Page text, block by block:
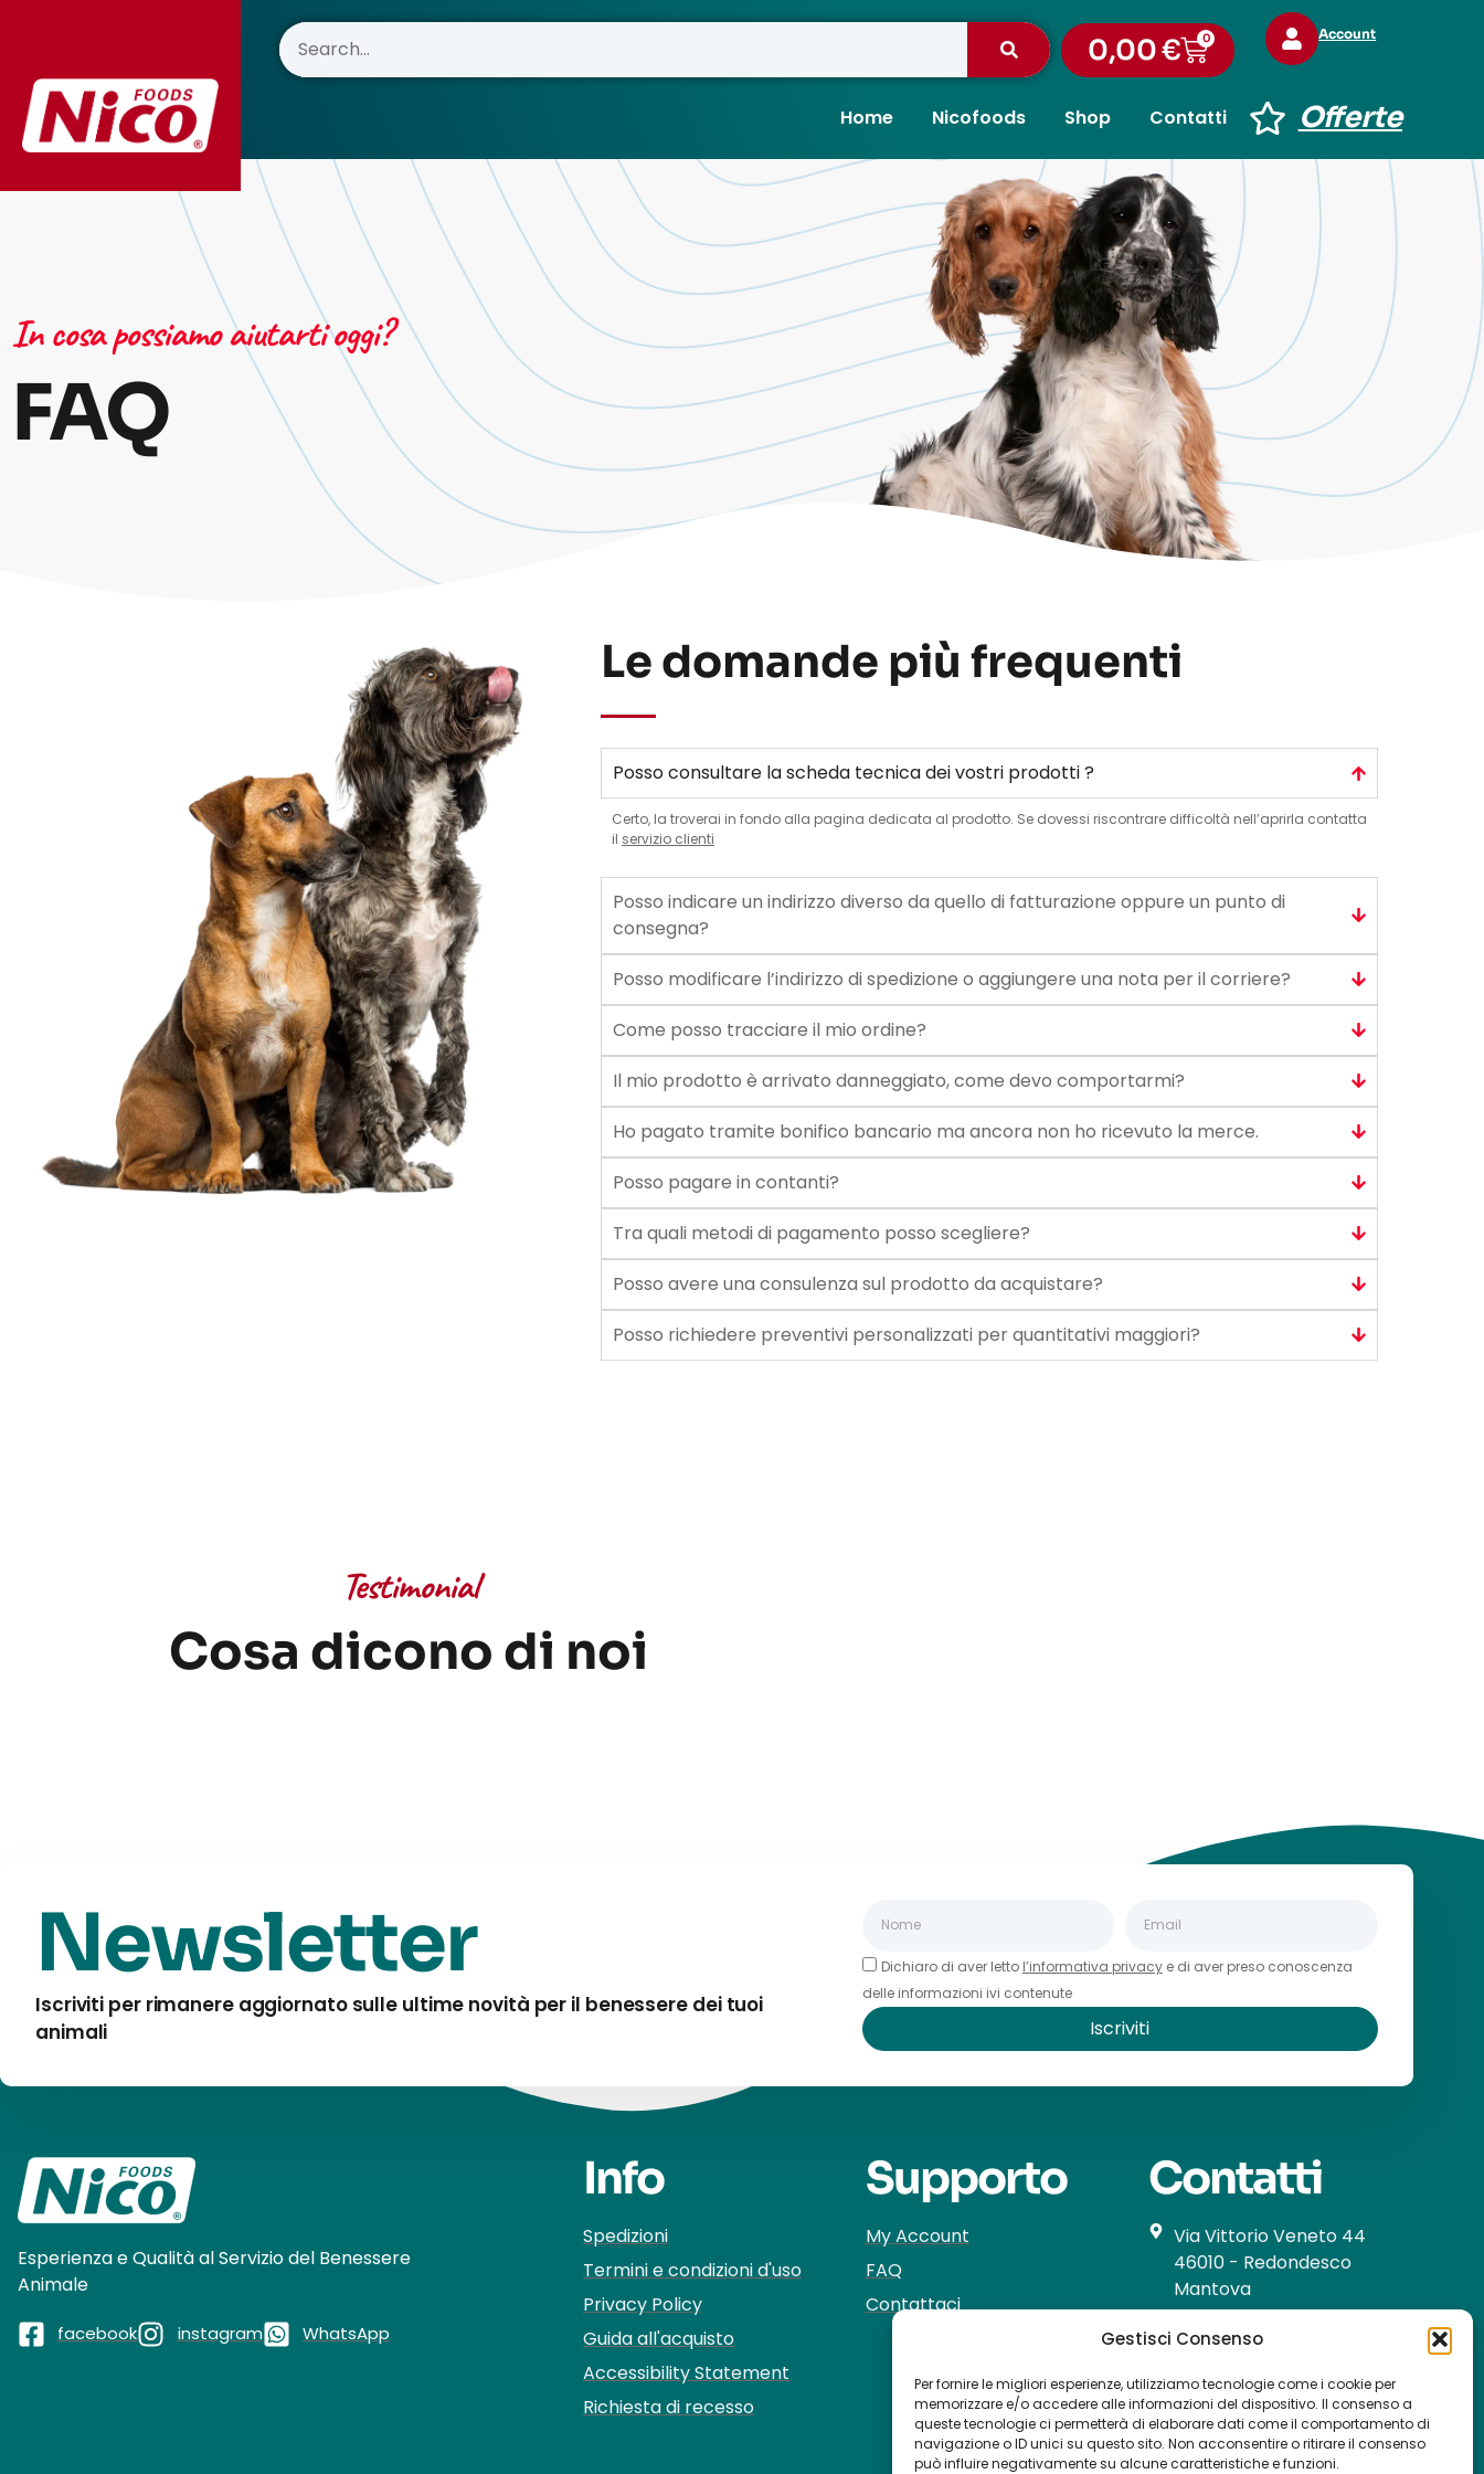
Gestisci Consenso
Per fornire le migliori esperienze, utilizziamo tecnologie come i cookie per
memorizzare e/o accedere alle informazioni del dispositivo. Il consenso a
queste tecnologie ci permetterà di elaborare dati come il comportamento di
navigazione o ID unici su questo sito. Non acconsentire o ritirare il consenso
può influire negativamente su alcune caratteristiche e funzioni.
0,00€ 0 Account
Home Nicofoods Shop Contatti Offerte
In cosa possiamo aiutarti oggi?
FAQ
Le domande più frequenti
Posso consultare la scheda tecnica dei vostri prodotti ?
Certo, la troverai in fondo alla pagina dedicata al prodotto. Se dovessi riscontrare difficoltà nell’aprirla contatta
il servizio clienti
Posso indicare un indirizzo diverso da quello di fatturazione oppure un punto di
consegna?
Posso modificare l’indirizzo di spedizione o aggiungere una nota per il corriere?
Come posso tracciare il mio ordine?
Il mio prodotto è arrivato danneggiato, come devo comportarmi?
Ho pagato tramite bonifico bancario ma ancora non ho ricevuto la merce.
Posso pagare in contanti?
Tra quali metodi di pagamento posso scegliere?
Posso avere una consulenza sul prodotto da acquistare?
Posso richiedere preventivi personalizzati per quantitativi maggiori?
Testimonial
Cosa dicono di noi
Newsletter
Iscriviti per rimanere aggiornato sulle ultime novità per il benessere dei tuoi
animali
Dichiaro di aver letto l’informativa privacye di aver preso conoscenza
delle informazioni ivi contenute
Iscriviti
Esperienza e Qualità al Servizio del Benessere
Animale
facebook instagram WhatsApp
Info
Spedizioni
Termini e condizioni d'uso
Privacy Policy
Guida all'acquisto
Accessibility Statement
Richiesta di recesso
Supporto
My Account
FAQ
Contattaci
Contatti
Via Vittorio Veneto 44
46010 - Redondesco
Mantova
info@nicofoods.it